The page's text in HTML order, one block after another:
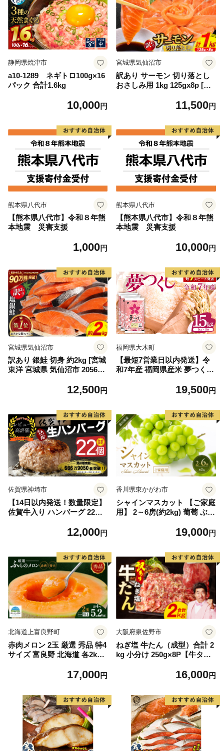
静岡県焼津市
a10-1289 ネギトロ100g×16
パック 合計1.6kg
10,000円
宮城県気仙沼市
訳あり サーモン 切り落とし
おさしみ用 1kg 125gx8p [足
4313] 魚 魚介類 鮭 お刺し身
介
11,500円
熊本県八代市
【熊本県八代市】令和８年熊
本地震 災害支援
1,000円
熊本県八代市
【熊本県八代市】令和８年熊
本地震 災害支援
10,000円
宮城県気仙沼市
訳あり 銀鮭 切身 約2kg [宮城
東洋 宮城県 気仙沼市 205649
格外 不揃い さけ サケ 鮭切身
切り身 魚 わけあり
12,500円
福岡県大木町
【最短7営業日以内発送】令
和7年産 福岡県産米 夢つくし
19,500円
佐賀県神埼市
【14日以内発送！数量限定】
佐賀牛入り ハンバーグ 22個
毛和牛 ブランド牛 九州 ハン
(H083106)
12,000円
香川県東かがわ市
シャインマスカット 【ご家庭
用】 2～6房(約2kg) 葡萄 ぶど
もの 果実 旬の果物 旬のフル
19,000円
北海道上富良野町
赤肉メロン 2玉 厳選 秀品 特4
サイズ 富良野 北海道 各2kg
富良野 メロン めろん 果物 く
17,000円
大阪府泉佐野市
ねぎ塩 牛たん（成型）合計 2
kg 小分け 250g×8P【牛タン
16,000円